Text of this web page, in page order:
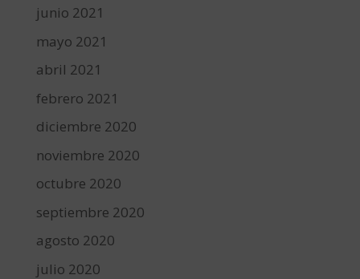
junio 2021
mayo 2021
abril 2021
febrero 2021
diciembre 2020
noviembre 2020
octubre 2020
septiembre 2020
agosto 2020
julio 2020